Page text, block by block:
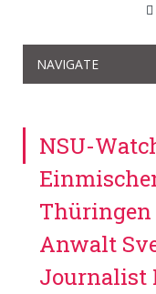
NAVIGATE
NSU-
Anwalt
Journalist